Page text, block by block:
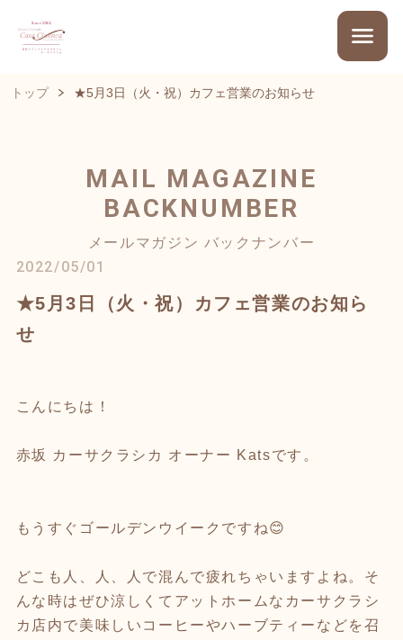
トップ ★5月3日（火・祝）カフェ営業のお知らせ
MAIL MAGAZINE
BACKNUMBER
メールマガジン バックナンバー
2022/05/01
★5月3日（火・祝）カフェ営業のお知ら
せ
こんにちは！
赤坂 カーサクラシカ オーナー Katsです。
もうすぐゴールデンウイークですね😊
どこも人、人、人で混んで疲れちゃいますよね。そ
んな時はぜひ涼しくてアットホームなカーサクラシ
カ店内で美味しいコーヒーやハーブティーなどを召